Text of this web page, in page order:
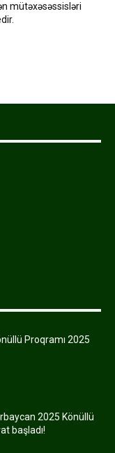
mütəxəsəssisləri
Proqramı 2025
2025 Könüllü
başladı!